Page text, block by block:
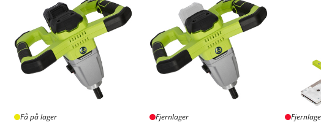
Få på lager Fjernlager